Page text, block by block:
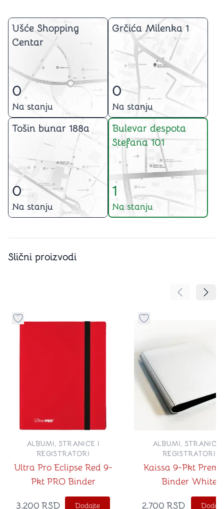
Ušće Shopping
Centar
0
Na stanju
Grčića Milenka 1
0
Na stanju
Tošin bunar 188a
0
Na stanju
Bulevar despota
Stefana 101
1
Na stanju
Slični proizvodi
Pomeranje
Dugme za dodavanje stvari u kategoriju omiljeno
Ultra Pro Eclipse Red 9-
Pkt PRO Binder
ALBUMI, STRANICE I
REGISTRATORI
3,200 RSD Dodajte
Dugme za dodavanje
Kaissa 9-Pkt
Binder White
ALBUMI, STRANICE
REGISTRATORI
2,700 RSD